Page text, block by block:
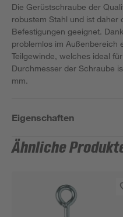
Die Gerüstschraube der
robustem Stahl und ist daher
Befestigungen geeignet.
problemlos im Außenbereich
Teilgewinde, welches ideal
Durchmesser der Schraube
mm.
Eigenschaften
Ähnliche